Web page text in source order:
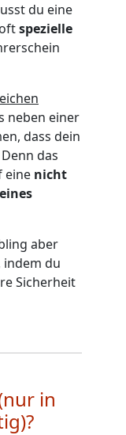
du eine
spezielle
neben einer
dass dein
das
eine nicht
aber
indem du
Sicherheit
in